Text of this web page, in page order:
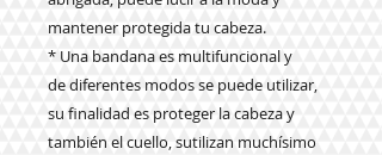
mantener protegida tu cabeza.
* Una bandana es multifuncional y
de diferentes modos se puede utilizar,
su finalidad es proteger la cabeza y
también el cuello, sutilizan muchísimo